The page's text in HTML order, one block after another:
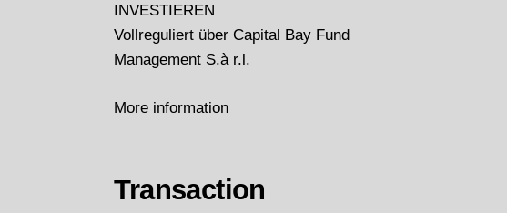
INVESTIEREN
Vollreguliert über Capital Bay Fund
Management S.à r.l.
More information
Transaction